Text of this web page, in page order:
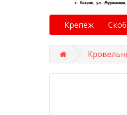
Крепёж